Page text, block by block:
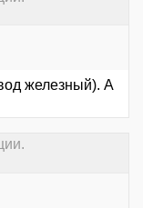
железный). А